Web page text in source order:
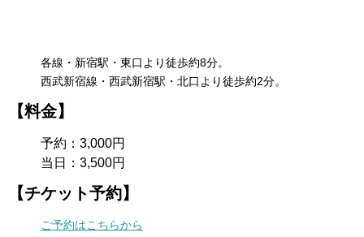
各線・新宿駅・東口より徒歩約8分。
西武新宿線・西武新宿駅・北口より徒歩約2分。
【料金】
予約：3,000円
当日：3,500円
【チケット予約】
ご予約はこちらから